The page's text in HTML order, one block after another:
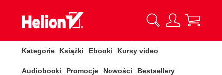
Kategorie Książki Ebooki Kursy video
Audiobooki Promocje Nowości Bestsellery